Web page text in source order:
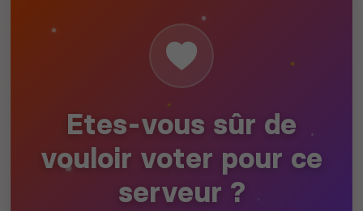
Etes-vous sûr de
vouloir voter pour ce
serveur ?